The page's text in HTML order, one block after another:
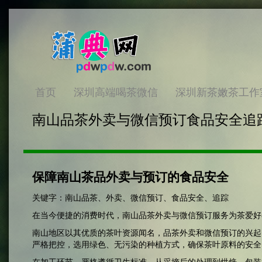
首页 深圳高端喝茶微信 深圳新茶嫩茶工
南山品茶外卖与微信预订食品安全追
保障南山茶品外卖与预订的食品安全
关键字：南山品茶、外卖、微信预订、食品安全、追踪
在当今便捷的消费时代，南山品茶外卖与微信预订服务为茶爱
南山地区以其优质的茶叶资源闻名，品茶外卖和微信预订的兴
严格把控，选用绿色、无污染的种植方式，确保茶叶原料的安